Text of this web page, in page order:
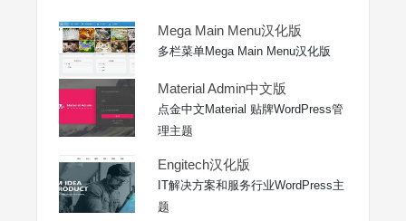
Mega Main Menu汉化版
多栏菜单Mega Main Menu汉化版
Material Admin中文版
点金中文Material 贴牌WordPress管
理主题
Engitech汉化版
IT解决方案和服务行业WordPress主
题